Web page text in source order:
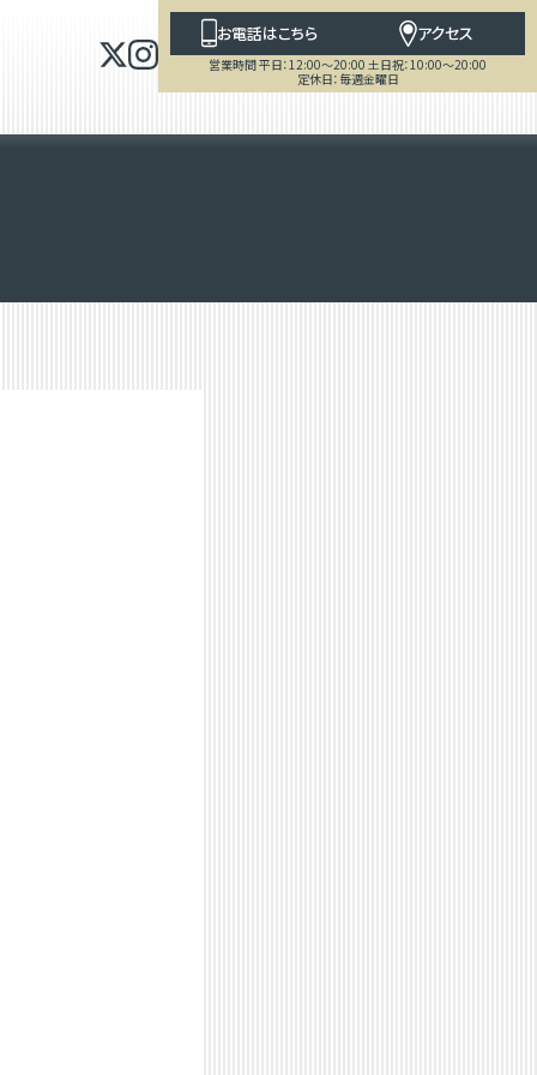
お電話はこちら アクセス
営業時間 平日：12:00～20:00 土日祝：10:00～20:00
定休日：毎週金曜日